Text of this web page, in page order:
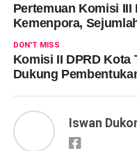
Pertemuan Komisi III
Kemenpora,
DON'T MISS
Komisi II DPRD Kota
Dukung
Iswan